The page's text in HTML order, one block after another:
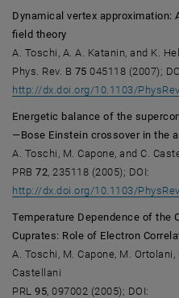
Dynamical vertex approximation:
field theory
A. Toschi, A. A. Katanin, and K.
Phys. Rev. B 75 045118 (2007);
http://dx.doi.org/10.1103/
Energetic balance of the
—Bose Einstein crossover in the
A. Toschi, M. Capone, and C.
PRB72, 235118 (2005); DOI:
http://dx.doi.org/10.1103/
Temperature Dependence of the
Cuprates: Role of Electron
A. Toschi, M. Capone, M. Ortolani,
Castellani
PRL95, 097002 (2005); DOI: